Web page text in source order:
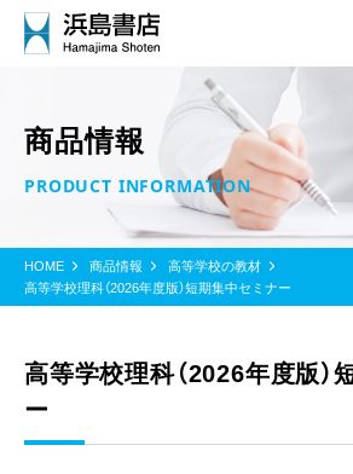
商品情報
PRODUCT INFORMATION
HOME 商品情報
高等学校の教材
高等学校理科（2026年度版）短期集中セミナー
高等学校理科（2026年度版）
ー